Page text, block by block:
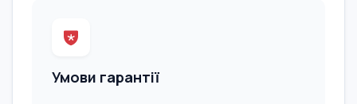
Умови гарантії